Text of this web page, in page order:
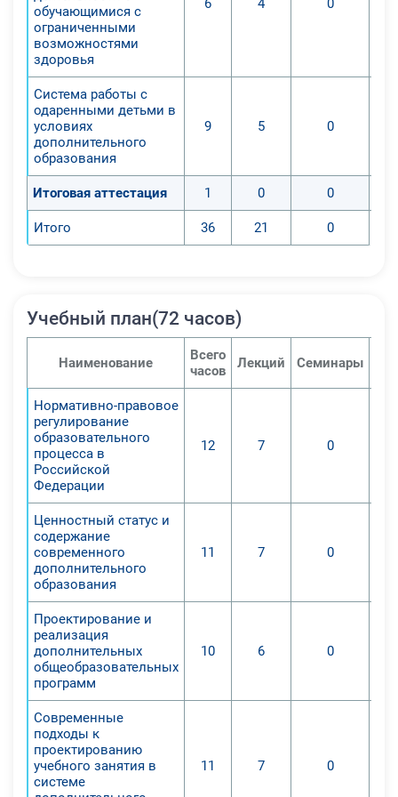
создания и реализации
дополнительных программ общего
образования и развития научного и
4. Исследование особенностей
программного обеспечения и
методик образовательной работы в
преподаватели приобретут
следующее:
Знания:
совершенствования системы
прочих актов права, которые
-Ориентиров ценности и главных
задач отечественной политики в
рамках дополнительного
-Теории и практической подготовки
по дополнительным программам
направлений.
разных типов учеников со
специальными потребностями
обучающимися с
ограниченными
возможностями
здоровья
6 4 0
Система работы с
одаренными детьми в
условиях
дополнительного
образования
9 5 0
Итоговая аттестация 1 0 0
Итого 36 21 0
Учебный план(72 часов)
Наименование
Всего
часов
Лекций Семинары
Нормативно-правовое
регулирование
образовательного
процесса в
Российской
Федерации
12 7 0
Ценностный статус и
содержание
современного
дополнительного
образования
11 7 0
Проектирование и
реализация
дополнительных
общеобразовательных
программ
10 6 0
Современные
подходы к
проектированию
учебного занятия в
системе
11 7 0